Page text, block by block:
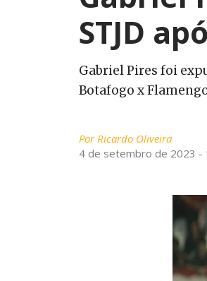
STJD
Gabriel Pires foi
Botafogo x
PorRicardo Oliveira
4 de setembro de 2023 -